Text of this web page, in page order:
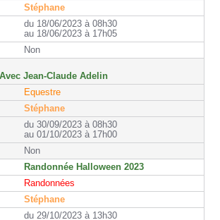
Stéphane
du 18/06/2023 à 08h30
au 18/06/2023 à 17h05
Non
Jean-Claude Adelin
Equestre
Stéphane
du 30/09/2023 à 08h30
au 01/10/2023 à 17h00
Non
Randonnée Halloween 2023
Randonnées
Stéphane
du 29/10/2023 à 13h30